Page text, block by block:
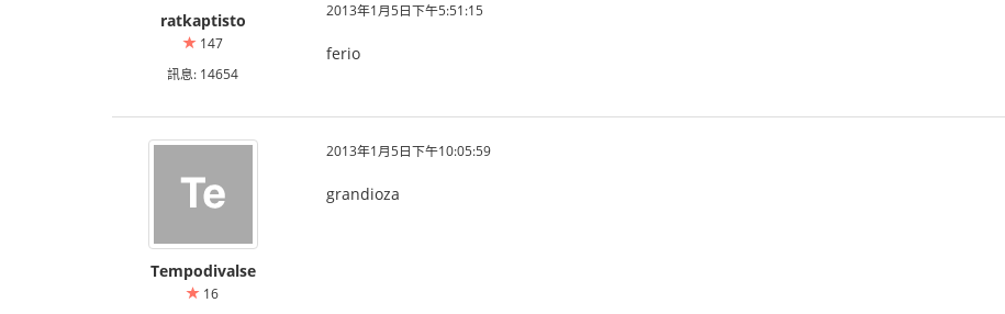
ratkaptisto
147
訊息: 14654
2013年1月5日下午5:51:15
ferio
Tempodivalse
16
2013年1月5日下午10:05:59
grandioza